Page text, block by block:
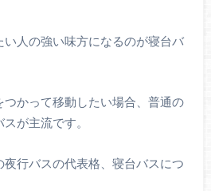
人の強い味方になるのが寝台バ
かって移動したい場合、普通の
が主流です。
夜行バスの代表格、寝台バスにつ